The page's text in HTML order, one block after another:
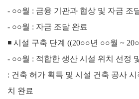
- ○○월 : 금융 기관과 협상 및 자금 조
- ○○월 : 자금 조달 완료
◾ 시설 구축 단계 ((20○○년 ○○월 ~ 20
- ○○월 : 적합한 생산 시설 위치 선정
: 건축 허가 획득 및 시설 건축 공사
치 완료